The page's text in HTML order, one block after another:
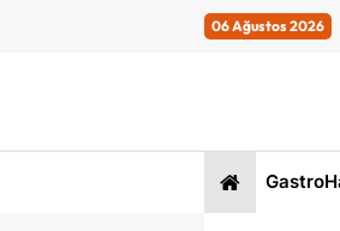
06 Ağustos 2026